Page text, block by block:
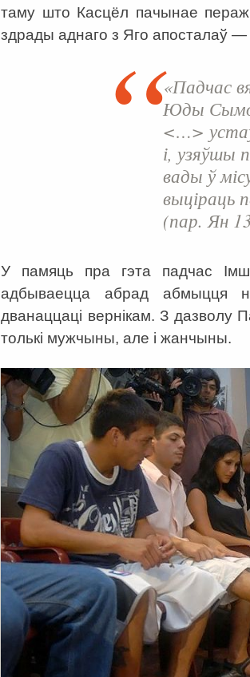
таму што Касцёл пачынае
здрады аднаго з Яго апосталаў
«Падчас
Юды
<…>
і, узяўшы
вады ў
выціраць
(пар. Ян
У памяць пра гэта падчас
адбываецца абрад абмыцця
дванаццаці вернікам. З дазволу
толькі мужчыны, але і жанчыны.